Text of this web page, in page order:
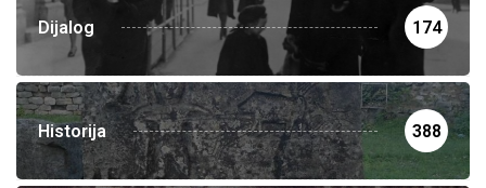
Dijalog 174
Historija 388